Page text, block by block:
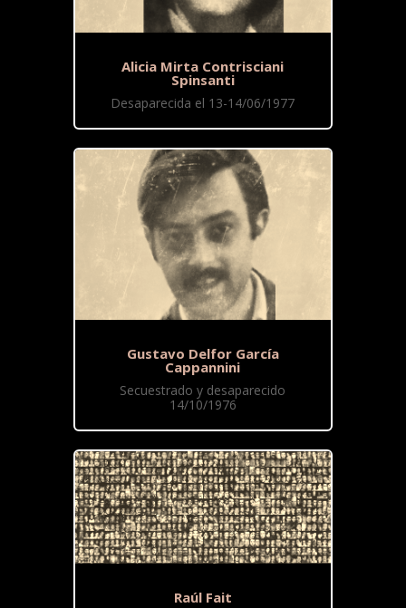
Alicia Mirta Contrisciani
Spinsanti
Desaparecida el 13-14/06/1977
Gustavo Delfor García
Cappannini
Secuestrado y desaparecido
14/10/1976
Raúl Fait